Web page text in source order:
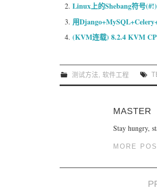
Linux上的Shebang符号(#!)
用
(KVM连载) 8.2.4 KVM
测试方法, 软件工程
MASTER
Stay hungry,
MORE